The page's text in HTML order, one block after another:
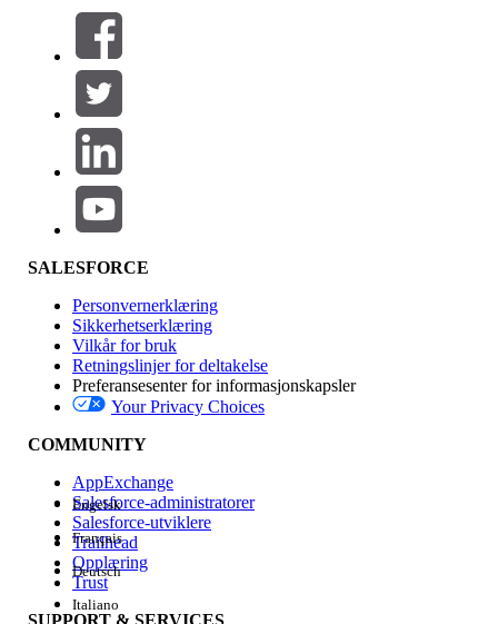
Filtrer etter (0)
VELG FILTRE
Produktområde
Funksjonsinnvirkning
Utgave
Erfaring
SALESFORCE
Personvernerklæring
Sikkerhetserklæring
Vilkår for bruk
Retningslinjer for deltakelse
Preferansesenter for informasjonskapsler
Your Privacy Choices
COMMUNITY
AppExchange
Salesforce-administratorer
Salesforce-utviklere
Trailhead
Opplæring
Trust
SUPPORT & SERVICES
Engelsk
Français
Deutsch
Italiano